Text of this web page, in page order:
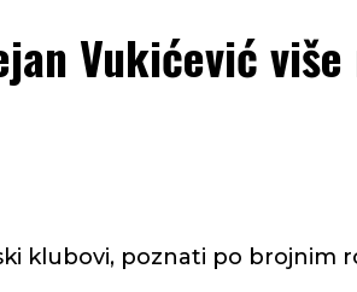
Vukićević
klubovi, poznati po brojnim